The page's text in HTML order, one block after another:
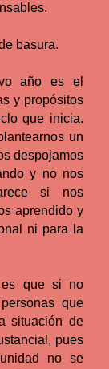
basura.
año es el
y propósitos
que inicia.
un
despojamos
y no nos
si nos
aprendido y
ni para la
es que si no
que
situación de
pues
no se